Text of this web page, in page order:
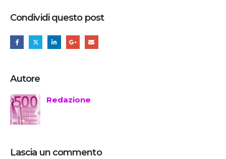
Condividi questo post
Autore
Redazione
Lascia un commento